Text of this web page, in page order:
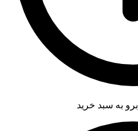
برو به سبد خرید